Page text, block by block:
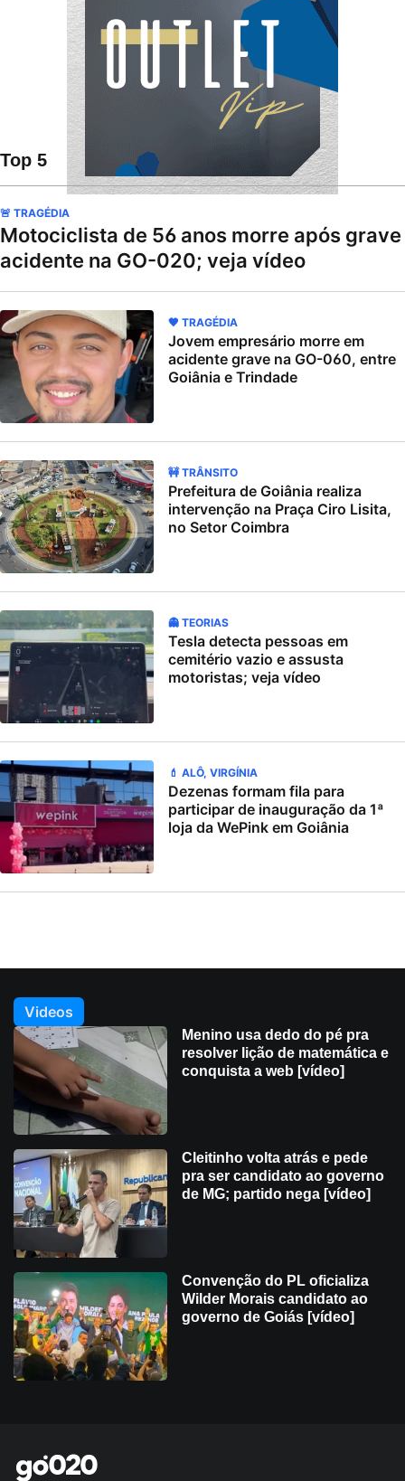
Top 5
🚨 TRAGÉDIA
Motociclista de 56 anos morre após grave
acidente na GO-020; veja vídeo
🖤 TRAGÉDIA
Jovem empresário morre em
acidente grave na GO-060, entre
Goiânia e Trindade
🚧 TRÂNSITO
Prefeitura de Goiânia realiza
intervenção na Praça Ciro Lisita,
no Setor Coimbra
👻 TEORIAS
Tesla detecta pessoas em
cemitério vazio e assusta
motoristas; veja vídeo
💄 ALÔ, VIRGÍNIA
Dezenas formam fila para
participar de inauguração da 1ª
loja da WePink em Goiânia
Videos
Menino usa dedo do pé pra
resolver lição de matemática e
conquista a web [vídeo]
Cleitinho volta atrás e pede
pra ser candidato ao governo
de MG; partido nega [vídeo]
Convenção do PL oficializa
Wilder Morais candidato ao
governo de Goiás [vídeo]